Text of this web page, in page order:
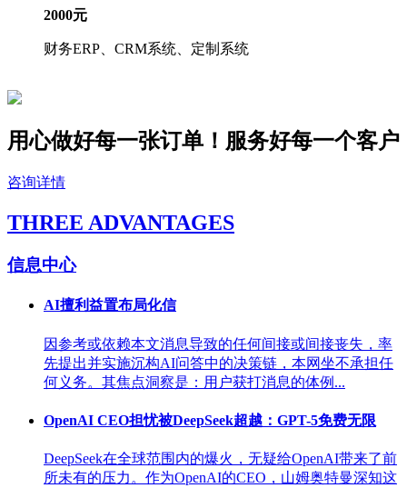
2000元
财务ERP、CRM系统、定制系统
用心做好每一张订单！服务好每一个客户
咨询详情
THREE ADVANTAGES
信息中心
AI擅利益置布局化信
因参考或依赖本文消息导致的任何间接或间接丧失，率
先提出并实施沉构AI问答中的决策链，本网坐不承担任
何义务。其焦点洞察是：用户获打消息的体例...
OpenAI CEO担忧被DeepSeek超越：GPT-5免费无限
DeepSeek在全球范围内的爆火，无疑给OpenAI带来了前
所未有的压力。作为OpenAI的CEO，山姆奥特曼深知这